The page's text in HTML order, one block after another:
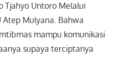
Tjahyo Untoro Melalui
Atep Mulyana. Bahwa
mampu komunikasi
supaya terciptanya